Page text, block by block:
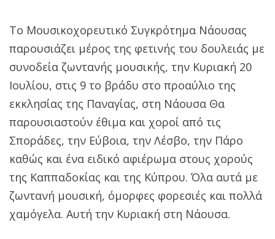
Το Μουσικοχορευτικό Συγκρότημα Νάουσας
παρουσιάζει μέρος της φετινής του δουλειάς με
συνοδεία ζωντανής μουσικής, την Κυριακή 20
Ιουλίου, στις 9 το βράδυ στο προαύλιο της
εκκλησίας της Παναγίας, στη Νάουσα Θα
παρουσιαστούν έθιμα και χοροί από τις
Σποράδες, την Εύβοια, την Λέσβο, την Πάρο
καθώς και ένα ειδικό αφιέρωμα στους χορούς
της Καππαδοκίας και της Κύπρου. Όλα αυτά με
ζωντανή μουσική, όμορφες φορεσιές και πολλά
χαμόγελα. Αυτή την Κυριακή στη Νάουσα.